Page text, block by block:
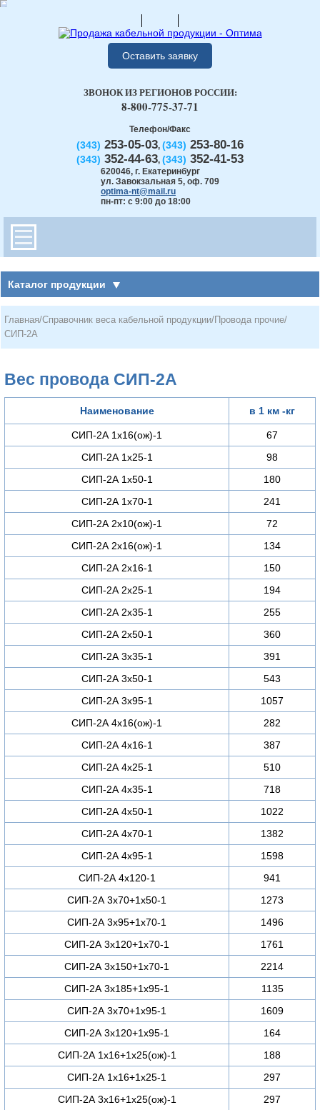
Оставить заявку
Телефон/Факс
(343) 253-05-03, (343) 253-80-16
(343) 352-44-63, (343) 352-41-53
620046, г. Екатеринбург
ул. Завокзальная 5, оф. 709
optima-nt@mail.ru
пн-пт: с 9:00 до 18:00
ЗВОНОК ИЗ РЕГИОНОВ РОССИИ:
8-800-775-37-71
Каталог продукции
Главная/Справочник веса кабельной продукции/Провода прочие/
СИП-2А
Вес провода СИП-2А
Наименование в 1 км -кг
СИП-2А 1х16(ож)-1
67
СИП-2А 1х25-1
98
СИП-2А 1х50-1
180
СИП-2А 1х70-1
241
СИП-2А 2х10(ож)-1
72
СИП-2А 2х16(ож)-1
134
СИП-2А 2х16-1
150
СИП-2А 2х25-1
194
СИП-2А 2х35-1
255
СИП-2А 2х50-1
360
СИП-2А 3х35-1
391
СИП-2А 3х50-1
543
СИП-2А 3х95-1
1057
СИП-2А 4х16(ож)-1
282
СИП-2А 4х16-1
387
СИП-2А 4х25-1
510
СИП-2А 4х35-1
718
СИП-2А 4х50-1
1022
СИП-2А 4х70-1
1382
СИП-2А 4х95-1
1598
СИП-2А 4х120-1
941
СИП-2А 3х70+1х50-1
1273
СИП-2А 3х95+1х70-1
1496
СИП-2А 3х120+1х70-1
1761
СИП-2А 3х150+1х70-1
2214
СИП-2А 3х185+1х95-1
1135
СИП-2А 3х70+1х95-1
1609
СИП-2А 3х120+1х95-1
164
СИП-2А 1х16+1х25(ож)-1
188
СИП-2А 1х16+1х25-1
297
СИП-2А 3х16+1х25(ож)-1
297